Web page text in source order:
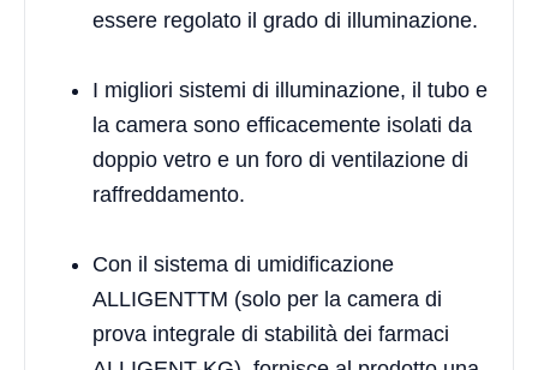
essere regolato il grado di illuminazione.
I migliori sistemi di illuminazione, il tubo e
la camera sono efficacemente isolati da
doppio vetro e un foro di ventilazione di
raffreddamento.
Con il sistema di umidificazione
ALLIGENTTM (solo per la camera di
prova integrale di stabilità dei farmaci